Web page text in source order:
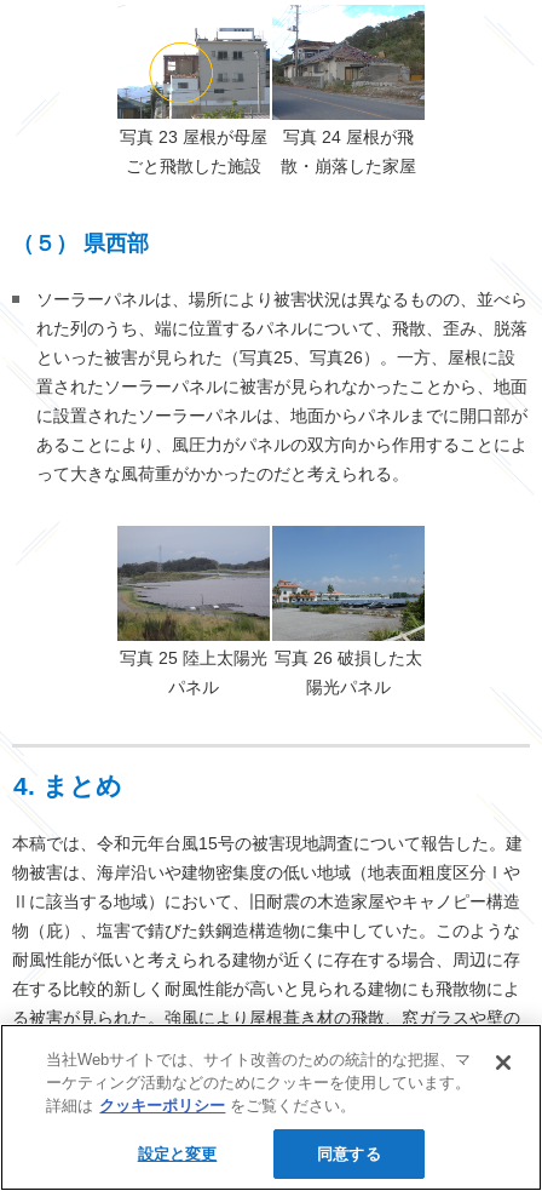
写真 23 屋根が母屋
ごと飛散した施設
写真 24 屋根が飛
散・崩落した家屋
（５） 県西部
ソーラーパネルは、場所により被害状況は異なるものの、並べら
れた列のうち、端に位置するパネルについて、飛散、歪み、脱落
といった被害が見られた（写真25、写真26）。一方、屋根に設
置されたソーラーパネルに被害が見られなかったことから、地面
に設置されたソーラーパネルは、地面からパネルまでに開口部が
あることにより、風圧力がパネルの双方向から作用することによ
って大きな風荷重がかかったのだと考えられる。
写真 25 陸上太陽光
パネル
写真 26 破損した太
陽光パネル
4. まとめ
本稿では、令和元年台風15号の被害現地調査について報告した。建
物被害は、海岸沿いや建物密集度の低い地域（地表面粗度区分Ⅰや
Ⅱに該当する地域）において、旧耐震の木造家屋やキャノピー構造
物（庇）、塩害で錆びた鉄鋼造構造物に集中していた。このような
耐風性能が低いと考えられる建物が近くに存在する場合、周辺に存
在する比較的新しく耐風性能が高いと見られる建物にも飛散物によ
る被害が見られた。強風により屋根葺き材の飛散、窓ガラスや壁の
にして見られる。飛散物が発生した場合、風下側にある建物にも窓
ガラスの破壊、壁の破壊といった新たな被害をもたらす可能性があ
る。風災リスクをとらえるには、建物個別の強度を考えるだけでは
なく、周辺環境にも着目しなければならないことが改めて認識され
当社Webサイトでは、サイト改善のための統計的な把握、マ
ーケティング活動などのためにクッキーを使用しています。
詳細は クッキーポリシー をご覧ください。
設定と変更 同意する